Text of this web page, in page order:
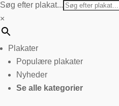
Søg efter plakat...
×
Plakater
Populære plakater
Nyheder
Se alle kategorier